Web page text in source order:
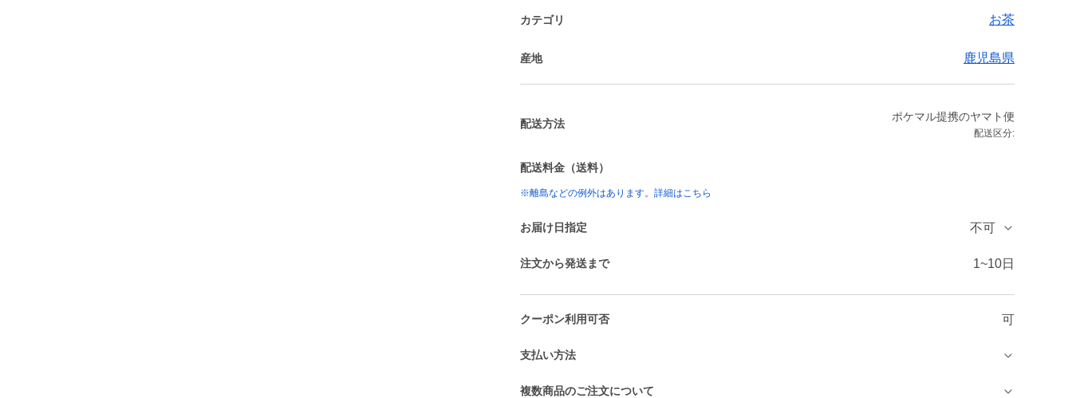
カテゴリ お茶
産地 鹿児島県
配送方法
ポケマル提携のヤマト便
配送区分:
配送料金（送料）
※離島などの例外はあります。詳細はこちら
お届け日指定 不可
注文から発送まで 1~10日
クーポン利用可否 可
支払い方法
複数商品のご注文について